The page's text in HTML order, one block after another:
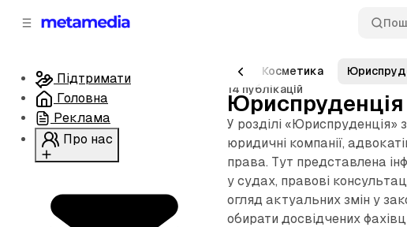
Підтримати
Головна
Реклама
Про нас
Історія
Волонтери Авто Косметика
14 публікацій
Юриспруденція
У розділі «Юриспруденція»
юридичні компанії,
права. Тут представлена
у судах, правові
огляд актуальних змін у
обирати досвідчених